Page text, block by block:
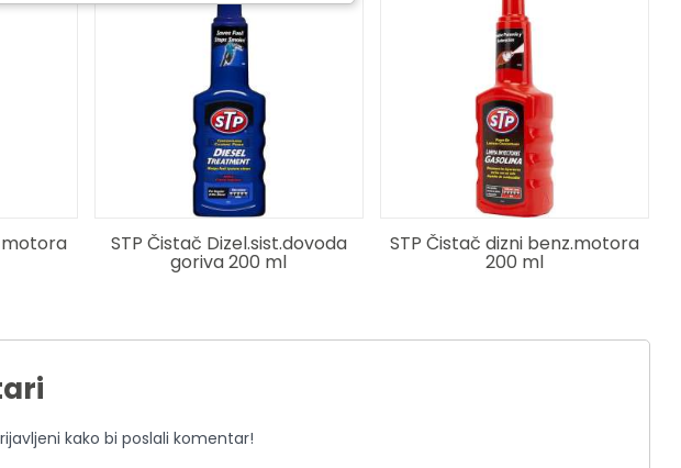
motora STP Čistač Dizel.sist.dovoda
goriva 200 ml
STP Čistač dizni benz.motora
200 ml
kako bi poslali komentar!